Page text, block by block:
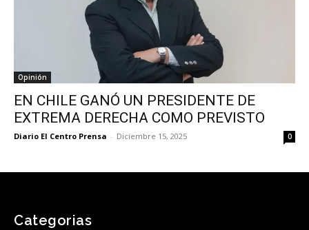
Opinión
EN CHILE GANÓ UN PRESIDENTE DE
EXTREMA DERECHA COMO PREVISTO
Diario El Centro Prensa - Diciembre 15, 2025 0
Categorias